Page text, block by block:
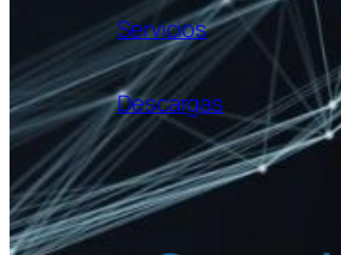
Servicios
Descargas